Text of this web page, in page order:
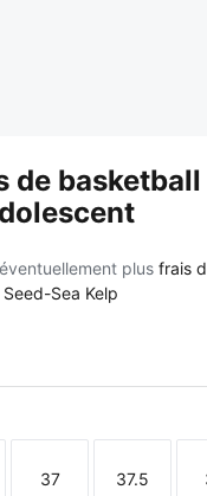
de basketball
plus frais
Sea Kelp
Kelp
Taille
37
Taille
37.5